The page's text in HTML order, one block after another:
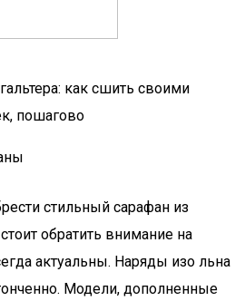
как сшить своими
пошагово
стильный сарафан из
обратить внимание на
актуальны. Наряды изо льна
Модели, дополненные